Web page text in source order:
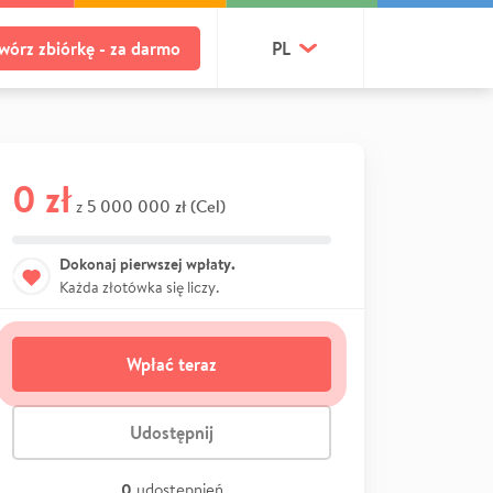
zbiórkę - za darmo PL
0 zł z 5 000 000 zł (Cel)
Dokonaj pierwszej wpłaty.
Każda złotówka się liczy.
Wpłać teraz
Udostępnij